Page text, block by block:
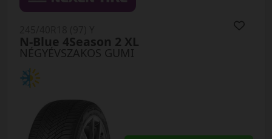
NÉGYÉVSZAKOS GUMI
N-Blue 4Season 2 XL